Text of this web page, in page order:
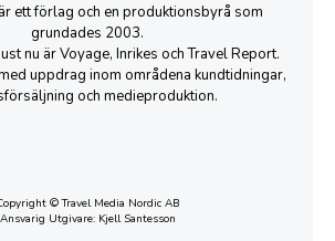
ett förlag och en produktionsbyrå som
grundades 2003.
nu är Voyage, Inrikes och Travel Report.
uppdrag inom områdena kundtidningar,
och medieproduktion.
© Travel Media Nordic AB
Ansvarig Utgivare: Kjell Santesson